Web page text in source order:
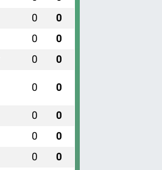
0 0
0 0
0 0
0 0
0 0
0 0
0 0